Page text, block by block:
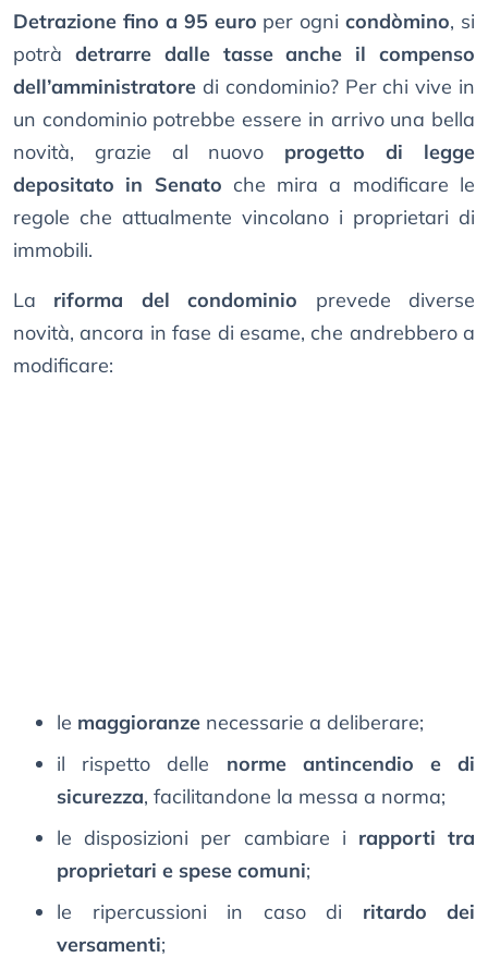
Detrazione fino a 95 euro per ognicondòmino, si
potrà detrarre dalle tasse anche il compenso
dell’amministratore di condominio? Per chi vive in
un condominio potrebbe essere in arrivo una bella
novità, grazie al nuovo progetto di legge
depositato in Senato che mira a modificare le
regole che attualmente vincolano i proprietari di
immobili.
La riforma del condominio prevede diverse
novità, ancora in fase di esame, che andrebbero a
modificare:
le maggioranze necessarie a deliberare;
il rispetto delle norme antincendio e di
sicurezza, facilitandone la messa a norma;
le disposizioni per cambiare i rapporti tra
proprietari e spese comuni;
le ripercussioni in caso di ritardo dei
versamenti;